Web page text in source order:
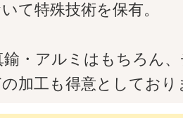
て特殊技術を保有。
・アルミはもちろん
加工も得意としており